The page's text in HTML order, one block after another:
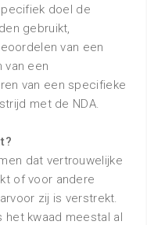
doel de
gebruikt,
van een
van een
van een specifieke
met de NDA.
dat vertrouwelijke
of voor andere
zij is verstrekt.
het kwaad meestal al